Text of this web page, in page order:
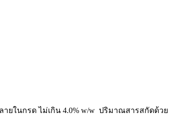
ในกรด ไม่เกิน 4.0% w/w ปริมาณสารสกัดด้วย